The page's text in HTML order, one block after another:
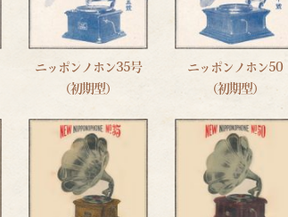
ニッポンノホン35号
（初期型）
ニッポンノホン50
（初期型）